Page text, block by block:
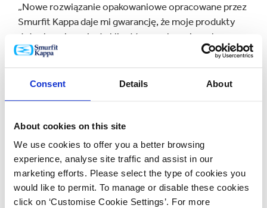
Consent Details About
About cookies on this site
We use cookies to offer you a better browsing
experience, analyse site traffic and assist in our
marketing efforts. Please select the type of cookies you
would like to permit. To manage or disable these cookies
click on ‘Customise Cookie Settings’. For more
„Nowe rozwiązanie opakowaniowe opracowane przez
Smurfit Kappa daje mi gwarancję, że moje produkty
dotrą bezpiecznie do klientów przebywających w
każdym zakątku Brazylii, jednocześnie zapewniając im
pozytywne wrażenia” – powiedziała Myriam Echeverri,
sommelierka i założycielka firmy Wine & Bit Box.
wyjątkowe, a ta wyjątkowość zaczyna się od
razem ze Smurfit Kappa, ponieważ nie tylko pracujemy
nad czymś, co jest innowacyjne i zrównoważone, ale
także zapewnia klientom najlepsze wrażenia podczas
rozpakowywania”.